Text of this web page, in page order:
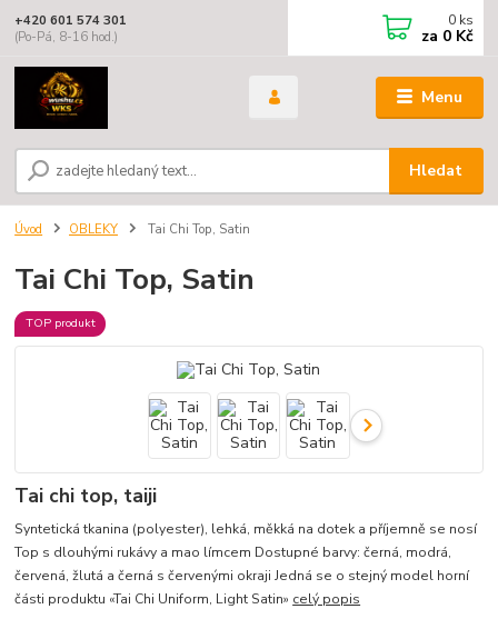
Menu
Hledat
+420 601 574 301
(Po-Pá, 8-16 hod.)
0 ks
za 0 Kč
Úvod OBLEKY Tai Chi Top, Satin
Tai Chi Top, Satin
TOP produkt
Tai chi top, taiji
Syntetická tkanina (polyester), lehká, měkká na dotek a příjemně se nosí
Top s dlouhými rukávy a mao límcem Dostupné barvy: černá, modrá,
červená, žlutá a černá s červenými okraji Jedná se o stejný model horní
části produktu «Tai Chi Uniform, Light Satin» celý popis